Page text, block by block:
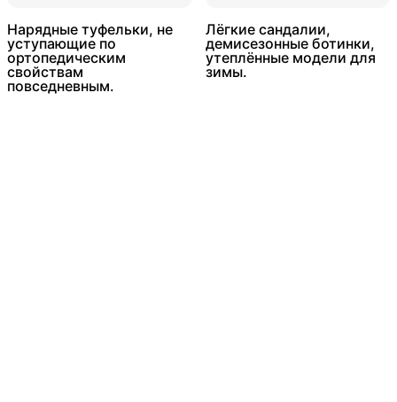
Нарядные туфельки, не
уступающие по
ортопедическим
свойствам
повседневным.
Лёгкие сандалии,
демисезонные ботинки,
утеплённые модели для
зимы.